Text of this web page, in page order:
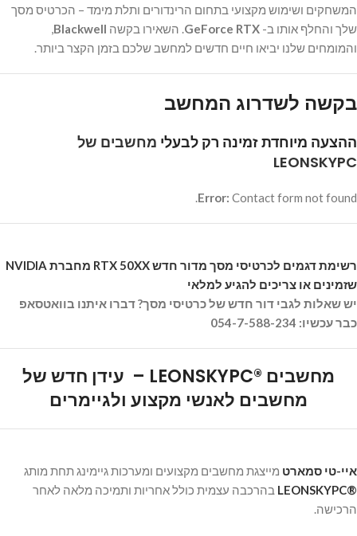
המשחקים ושימוש מקצועי בתחום הרינדורים ותלת מימד – הכרטיס מסך
שלך והחלף אותו ב- GeForce RTX. השאירו בקשה Blackwell
,
והמומחים שלנו יביאו חיים חדשים למחשב שלכם בזמן הקצר ביותר.
בקשה לשדרוג המחשב
ההצעה מיוחדת זמינה רק לבעלי מחשבים של
LEONSKYPC
Error: Contact form not found.
רשימת דגמים לכרטיסי מסך מדור חדש RTX 50XX מחברת NVIDIA
שזמינים או צריכים להגיע למלאי
יש שאלות לגבי דור חדש של כרטיסי מסך? דברו איתנו בוואטסאפ
כבר עכשיו: 054-7-588-234
מחשבים ®
LEONSKYPC –
עידן חדש של
מחשבים לאנשי מקצוע ולגיימרים
איי-טי סמארט מייצגת מחשבים מקצועים ומערכות גיימינג תחת מותג
®
LEONSKYPC בהרכבה עצמית כולל אחריות ותמיכה מלאה לאחר
הרכישה.